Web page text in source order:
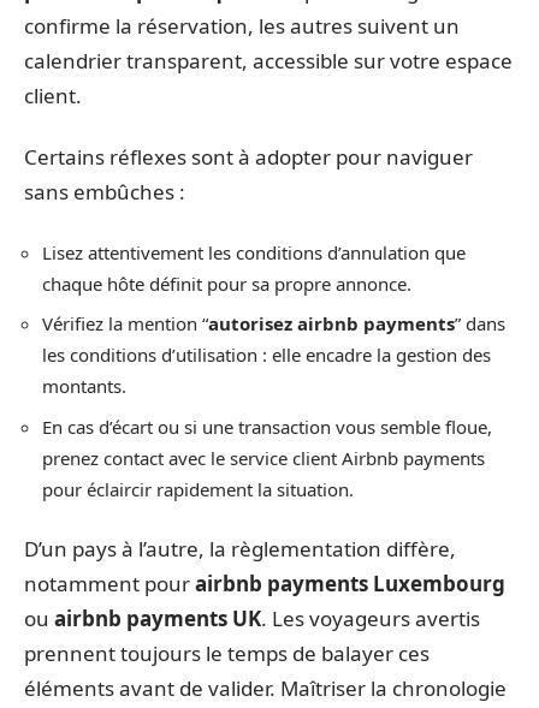
confirme la réservation, les autres suivent un
calendrier transparent, accessible sur votre espace
client.
Certains réflexes sont à adopter pour naviguer
sans embûches :
Lisez attentivement les conditions d’annulation que
chaque hôte définit pour sa propre annonce.
Vérifiez la mention “autorisez airbnb payments” dans
les conditions d’utilisation : elle encadre la gestion des
montants.
En cas d’écart ou si une transaction vous semble floue,
prenez contact avec le service client Airbnb payments
pour éclaircir rapidement la situation.
D’un pays à l’autre, la règlementation diffère,
notamment pourairbnb payments Luxembourg
ou airbnb payments UK. Les voyageurs avertis
prennent toujours le temps de balayer ces
éléments avant de valider. Maîtriser la chronologie